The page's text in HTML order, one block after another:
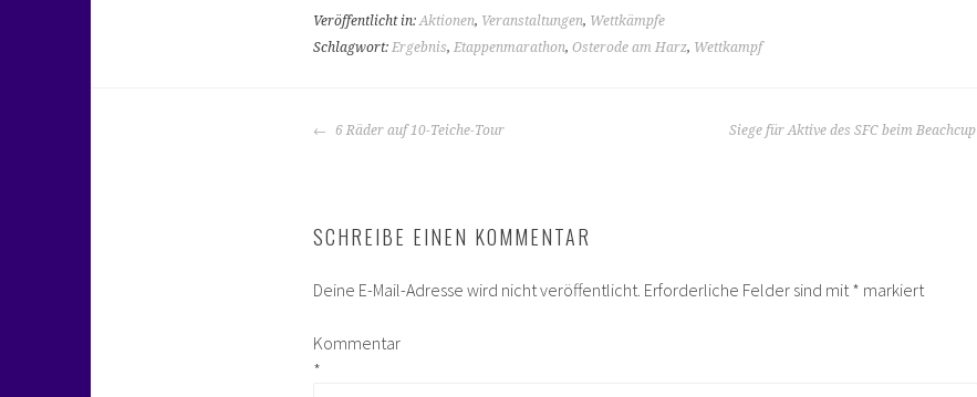
Veröffentlicht in: Aktionen, Veranstaltungen, Wettkämpfe
Schlagwort: Ergebnis, Etappenmarathon, Osterode am Harz, Wettkampf
BEITRAGS-
6 Räder auf 10-Teiche-Tour Siege für Aktive des SFC beim Beachcup
SCHREIBE EINEN KOMMENTAR
Deine E-Mail-Adresse wird nicht veröffentlicht. Erforderliche Felder sind mit * markiert
Kommentar
*